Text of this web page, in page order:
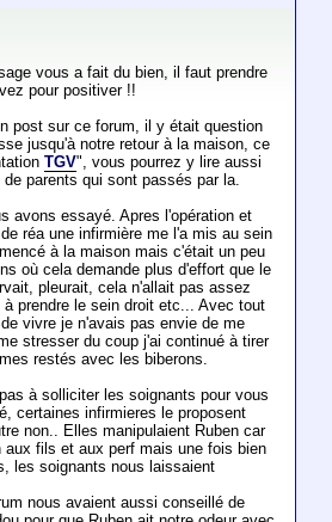
vous a fait du bien, il faut prendre
pour positiver !!
post sur ce forum, il y était question
jusqu'à notre retour à la maison, ce
TGV", vous pourrez y lire aussi
parents qui sont passés par la.
avons essayé. Apres l'opération et
réa une infirmière me l'a mis au sein
à la maison mais c'était un peu
où cela demande plus d'effort que le
pleurait, cela n'allait pas assez
prendre le sein droit etc... Avec tout
vivre je n'avais pas envie de me
stresser du coup j'ai continué à tirer
restés avec les biberons.
à solliciter les soignants pour vous
certaines infirmieres le proposent
non.. Elles manipulaient Ruben car
fils et aux perf mais une fois bien
les soignants nous laissaient
nous avaient aussi conseillé de